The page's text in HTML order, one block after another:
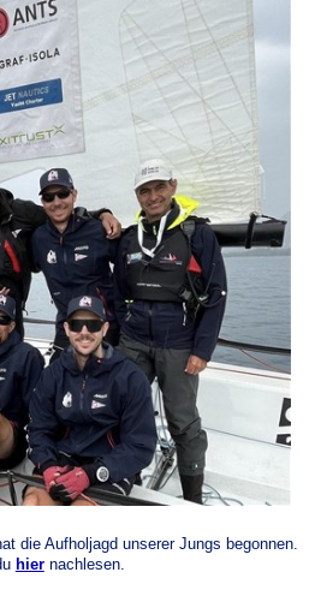
die Aufholjagd unserer Jungs begonnen.
hiernachlesen.